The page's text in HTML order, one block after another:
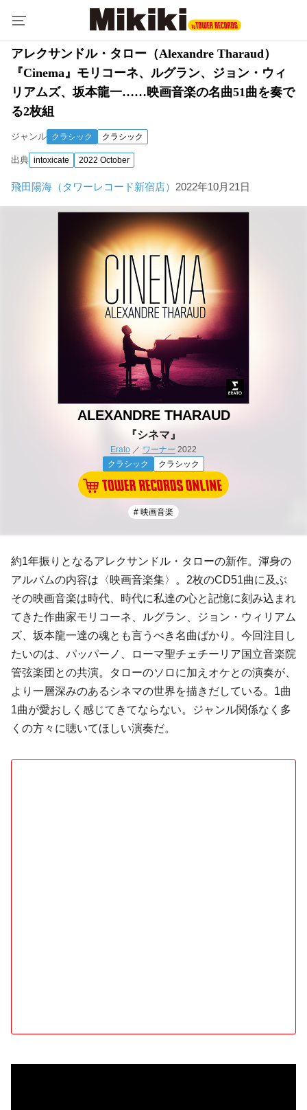
アレクサンドル・タロー（Alexandre Tharaud）
『Cinema』モリコーネ、ルグラン、ジョン・ウィ
リアムズ、坂本龍一……映画音楽の名曲51曲を奏で
る2枚組
ジャンル クラシック クラシック
出典 intoxicate 2022 October
飛田陽海（タワーレコード新宿店） 2022年10月21日
ALEXANDRE THARAUD
『シネマ』
Erato ／ ワーナー 2022
クラシック
クラシック
# 映画音楽
約1年振りとなるアレクサンドル・タローの新作。渾身の
アルバムの内容は〈映画音楽集〉。2枚のCD51曲に及ぶ
その映画音楽は時代、時代に私達の心と記憶に刻み込まれ
てきた作曲家モリコーネ、ルグラン、ジョン・ウィリアム
ズ、坂本龍一達の魂とも言うべき名曲ばかり。今回注目し
たいのは、パッパーノ、ローマ聖チェチーリア国立音楽院
管弦楽団との共演。タローのソロに加えオケとの演奏が、
より一層深みのあるシネマの世界を描きだしている。1曲
1曲が愛おしく感じてきてならない。ジャンル関係なく多
くの方々に聴いてほしい演奏だ。